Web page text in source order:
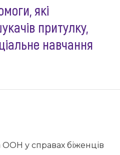
які
притулку,
навчання
у справах біженців